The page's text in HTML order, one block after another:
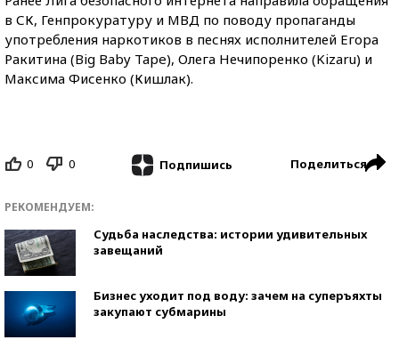
в СК, Генпрокуратуру и МВД по поводу пропаганды
употребления наркотиков в песнях исполнителей Егора
Ракитина (Big Baby Tape), Олега Нечипоренко (Kizaru) и
Максима Фисенко (Кишлак).
0 0 Подпишись Поделиться
РЕКОМЕНДУЕМ:
Судьба наследства: истории удивительных
завещаний
Бизнес уходит под воду: зачем на суперъяхты
закупают субмарины